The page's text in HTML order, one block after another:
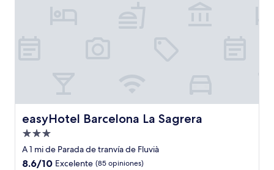
easyHotel Barcelona La Sagrera
easyHotel Barcelona La Sagrera
Propiedad
de
3.0
A 1 mi de Parada de tranvía de Fluvià
8.6
8.6/10 Excelente (85 opiniones)